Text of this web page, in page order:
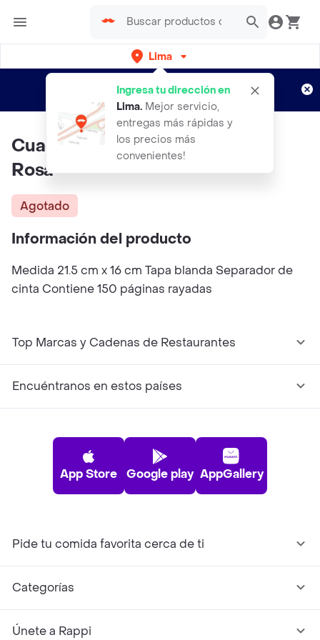
Lima
Ingresa tu dirección en
Lima. Mejor servicio,
entregas más rápidas y
los precios más
convenientes!
envíos gratis por semanas
Aplican TyC
Cuaderno Mediano Empastado
Rosa
Agotado
Información del producto
Medida 21.5 cm x 16 cm Tapa blanda Separador de
cinta Contiene 150 páginas rayadas
Top Marcas y Cadenas de Restaurantes
Encuéntranos en estos países
App Store Google play AppGallery
Pide tu comida favorita cerca de ti
Categorías
Únete a Rappi